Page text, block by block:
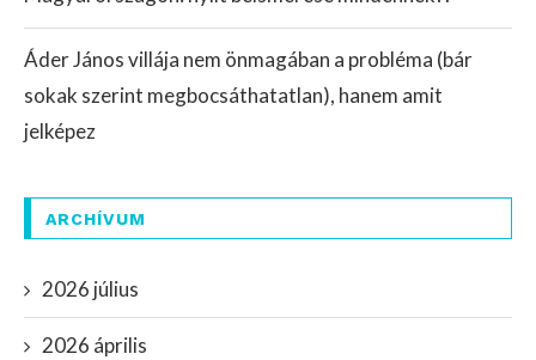
Áder János villája nem önmagában a probléma (bár
sokak szerint megbocsáthatatlan), hanem amit
jelképez
ARCHÍVUM
2026 július
2026 április